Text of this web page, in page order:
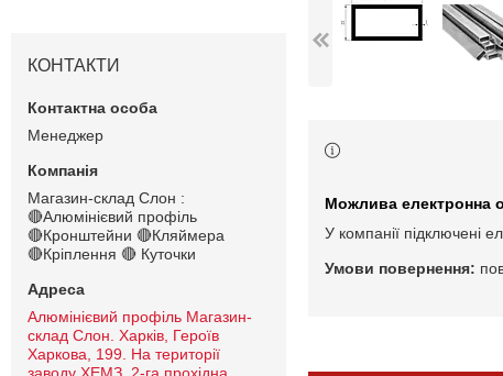
У компанії підключені
КОНТАКТИ
Менеджер
Магазин-склад Слон :
🔴Алюмінієвий профіль
🔴Кронштейни 🔴Кляймера
🔴Кріплення 🔴 Куточки
Алюмінієвий профіль Магазин-
склад Слон. Харків, Героїв
Харкова, 199. На території
заводу ХЕМЗ. 2-га прохідна.,